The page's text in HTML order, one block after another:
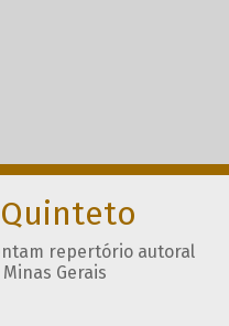
repertório autoral
Gerais